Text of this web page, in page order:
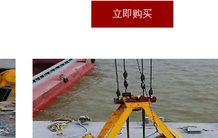
立即购买